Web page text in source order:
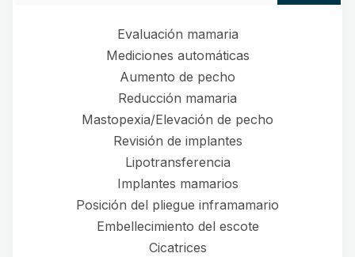
Evaluación mamaria
Mediciones automáticas
Aumento de pecho
Reducción mamaria
Mastopexia/Elevación de pecho
Revisión de implantes
Lipotransferencia
Implantes mamarios
Posición del pliegue inframamario
Embellecimiento del escote
Cicatrices